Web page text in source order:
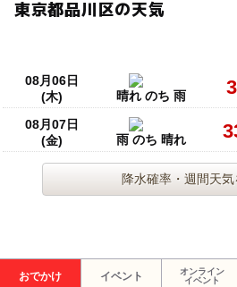
東京都品川区の天気
08月06日
(木)
晴れ のち 雨
08月07日
(金)
雨 のち 晴れ
降水確率・週間天気
おでかけ イベント
オンライン
イベント